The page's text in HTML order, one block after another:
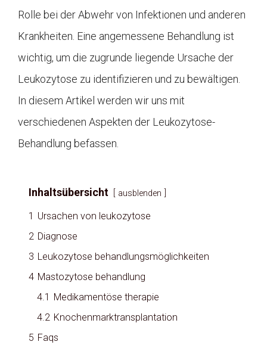
Rolle bei der Abwehr von Infektionen und anderen
Krankheiten. Eine angemessene Behandlung ist
wichtig, um die zugrunde liegende Ursache der
Leukozytose zu identifizieren und zu bewältigen.
In diesem Artikel werden wir uns mit
verschiedenen Aspekten der Leukozytose-
Behandlung befassen.
Inhaltsübersicht ausblenden
1 Ursachen von leukozytose
2 Diagnose
3 Leukozytose behandlungsmöglichkeiten
4 Mastozytose behandlung
4.1 Medikamentöse therapie
4.2 Knochenmarktransplantation
5 Faqs